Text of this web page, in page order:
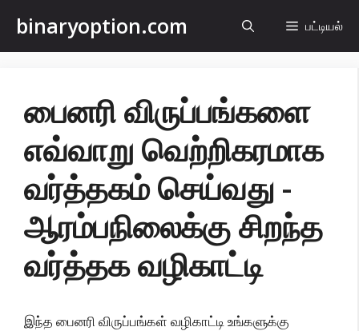
செல்கbinaryoption.com பட்டியல்
பைனரி விருப்பங்களை
எவ்வாறு வெற்றிகரமாக
வர்த்தகம் செய்வது -
ஆரம்பநிலைக்கு சிறந்த
வர்த்தக வழிகாட்டி
இந்த பைனரி விருப்பங்கள் வழிகாட்டி உங்களுக்கு